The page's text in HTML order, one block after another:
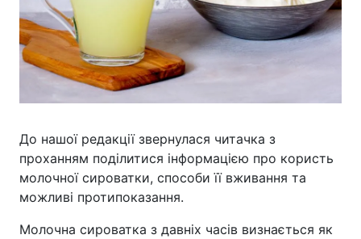
До нашої редакції звернулася читачка з
проханням поділитися інформацією про користь
молочної сироватки, способи її вживання та
можливі протипоказання.
Молочна сироватка з давніх часів визнається як